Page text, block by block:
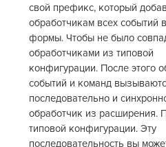
свой префикс, который
обработчикам всех событий
формы. Чтобы не было
обработчиками из типовой
конфигурации. После этого
событий и команд
последовательно и
обработчик из расширения.
типовой конфигурации. Эту
последовательность вы